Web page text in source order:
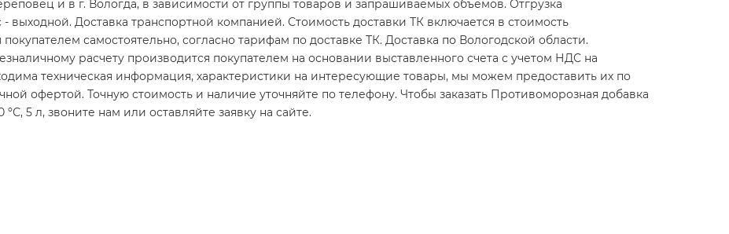
и в г. Вологда, в зависимости от группы товаров и запрашиваемых объемов. Отгрузка
- выходной. Доставка транспортной компанией. Стоимость доставки ТК включается в стоимость
самостоятельно, согласно тарифам по доставке ТК. Доставка по Вологодской области.
расчету производится покупателем на основании выставленного счета с учетом НДС на
техническая информация, характеристики на интересующие товары, мы можем предоставить их по
офертой. Точную стоимость и наличие уточняйте по телефону. Чтобы заказать Противоморозная добавка
5 л, звоните нам или оставляйте заявку на сайте.